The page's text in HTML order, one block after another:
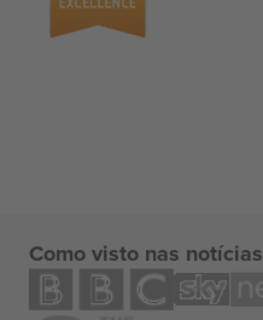
Como visto nas notícias